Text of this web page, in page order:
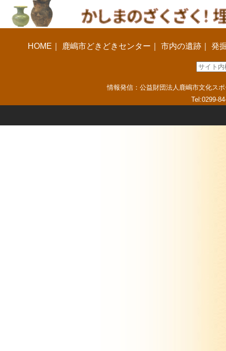
HOME 鹿嶋市どきどきセンター ｜市内の遺跡 ｜発
情報発信：公益財団法人鹿嶋市文化ス
Tel:0299-